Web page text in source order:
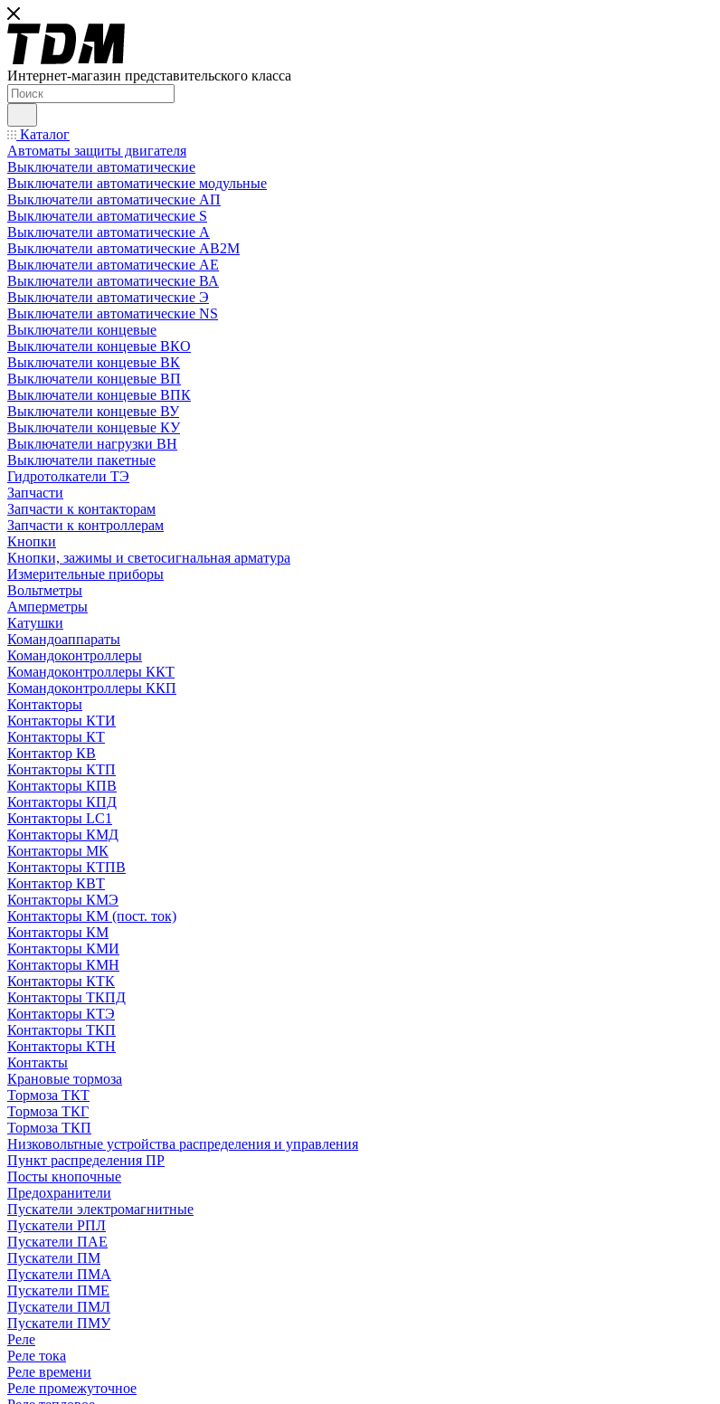
Интернет-магазин представительского класса
Каталог
Автоматы защиты двигателя
Выключатели автоматические
Выключатели автоматические модульные
Выключатели автоматические АП
Выключатели автоматические S
Выключатели автоматические А
Выключатели автоматические АВ2М
Выключатели автоматические АЕ
Выключатели автоматические ВА
Выключатели автоматические Э
Выключатели автоматические NS
Выключатели концевые
Выключатели концевые ВКО
Выключатели концевые ВК
Выключатели концевые ВП
Выключатели концевые ВПК
Выключатели концевые ВУ
Выключатели концевые КУ
Выключатели нагрузки ВН
Выключатели пакетные
Гидротолкатели ТЭ
Запчасти
Запчасти к контакторам
Запчасти к контроллерам
Кнопки
Кнопки, зажимы и светосигнальная арматура
Измерительные приборы
Вольтметры
Амперметры
Катушки
Командоаппараты
Командоконтроллеры
Командоконтроллеры ККТ
Командоконтроллеры ККП
Контакторы
Контакторы КТИ
Контакторы КТ
Контактор КВ
Контакторы КТП
Контакторы КПВ
Контакторы КПД
Контакторы LC1
Контакторы КМД
Контакторы МК
Контакторы КТПВ
Контактор КВТ
Контакторы КМЭ
Контакторы КМ (пост. ток)
Контакторы КМ
Контакторы КМИ
Контакторы КМН
Контакторы КТК
Контакторы ТКПД
Контакторы КТЭ
Контакторы ТКП
Контакторы КТН
Контакты
Крановые тормоза
Тормоза ТКТ
Тормоза ТКГ
Тормоза ТКП
Низковольтные устройства распределения и управления
Пункт распределения ПР
Посты кнопочные
Предохранители
Пускатели электромагнитные
Пускатели РПЛ
Пускатели ПАЕ
Пускатели ПМ
Пускатели ПМА
Пускатели ПМЕ
Пускатели ПМЛ
Пускатели ПМУ
Реле
Реле тока
Реле времени
Реле промежуточное